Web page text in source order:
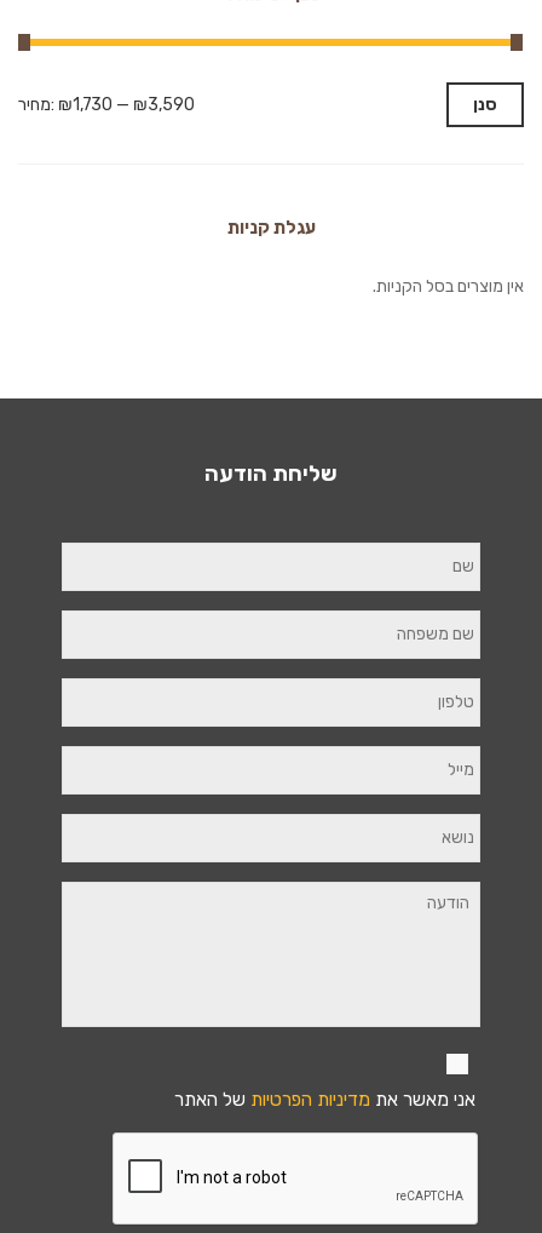
סנן מחיר: ₪1,730 — ₪3,590
עגלת קניות
אין מוצרים בסל הקניות.
שליחת הודעה
אני מאשר את מדיניות הפרטיות של האתר